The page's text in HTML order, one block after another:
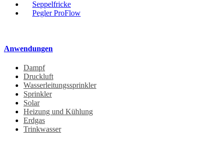
Seppelfricke
Pegler ProFlow
Anwendungen
Dampf
Druckluft
Wasserleitungssprinkler
Sprinkler
Solar
Heizung und Kühlung
Erdgas
Trinkwasser